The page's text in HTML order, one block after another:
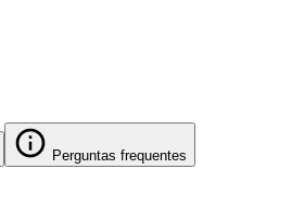
Perguntas frequentes